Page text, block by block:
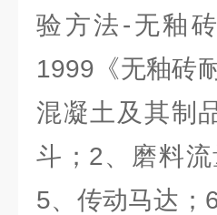
验方法-无釉
1999《无釉砖
混凝土及其制
斗；2、磨料
5、传动马达；